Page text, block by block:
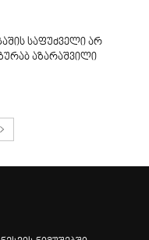
საფუძველი არ
აზარაშვილი